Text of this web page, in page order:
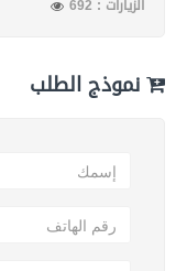
الزيارات : 692
نموذج الطلب